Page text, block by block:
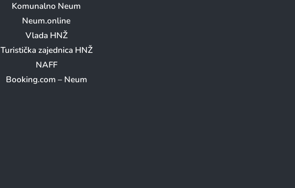
Komunalno Neum
Neum.online
Vlada HNŽ
Turistička zajednica HNŽ
NAFF
Booking.com – Neum